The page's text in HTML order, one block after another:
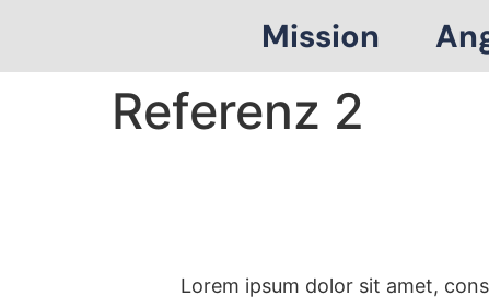
Mission
Referenz 2
Lorem ipsum dolor sit amet,